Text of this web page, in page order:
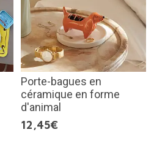
Porte-bagues en
céramique en forme
d'animal
12,45€